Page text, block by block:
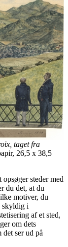
taget fra
26,5 x 38,5
steder med
du det, at du
motiver, du
skyldig i
af et sted,
om dets
ser ud på